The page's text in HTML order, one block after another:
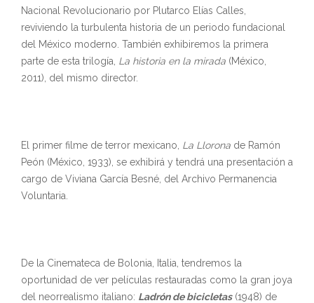
Nacional Revolucionario por Plutarco Elías Calles,
reviviendo la turbulenta historia de un periodo fundacional
del México moderno. También exhibiremos la primera
parte de esta trilogía, La historia en la mirada (México,
2011), del mismo director.
El primer filme de terror mexicano, La Llorona de Ramón
Peón (México, 1933), se exhibirá y tendrá una presentación a
cargo de Viviana García Besné, del Archivo Permanencia
Voluntaria.
De la Cinemateca de Bolonia, Italia, tendremos la
oportunidad de ver películas restauradas como la gran joya
del neorrealismo italiano: Ladrón de bicicletas(1948) de